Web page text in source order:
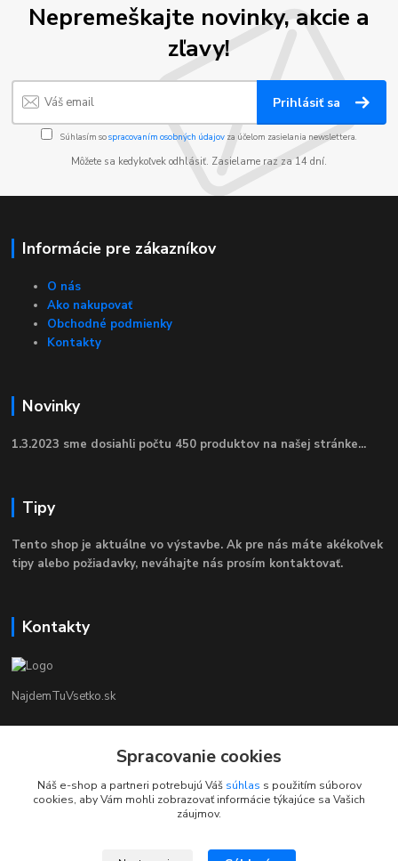
Nepremeškajte novinky, akcie a
zľavy!
Prihlásiť sa
Súhlasím sospracovaním osobných údajov za účelom zasielania newslettera.
Môžete sa kedykoľvek odhlásiť. Zasielame raz za 14 dní.
Informácie pre zákazníkov
O nás
Ako nakupovať
Obchodné podmienky
Kontakty
Novinky
1.3.2023 sme dosiahli počtu 450 produktov na našej stránke...
Tipy
Tento shop je aktuálne vo výstavbe. Ak pre nás máte akékoľvek
tipy alebo požiadavky, neváhajte nás prosím kontaktovať.
Kontakty
NajdemTuVsetko.sk
+421 902250190
info@najdemtuvsetko.sk
Spracovanie cookies
Náš e-shop a partneri potrebujú Váš súhlas s použitím súborov
cookies, aby Vám mohli zobrazovať informácie týkajúce sa Vašich
záujmov.